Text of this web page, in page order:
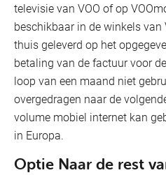
televisie van VOO of op
beschikbaar in de winkels
thuis geleverd op het
betaling van de factuur voor
loop van een maand niet
overgedragen naar de
volume mobiel internet kan
in Europa.
Optie Naar de rest